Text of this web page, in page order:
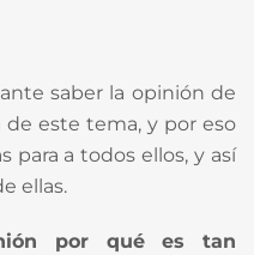
saber la opinión de
de este tema, y por eso
para a todos ellos, y así
ellas.
por qué es tan